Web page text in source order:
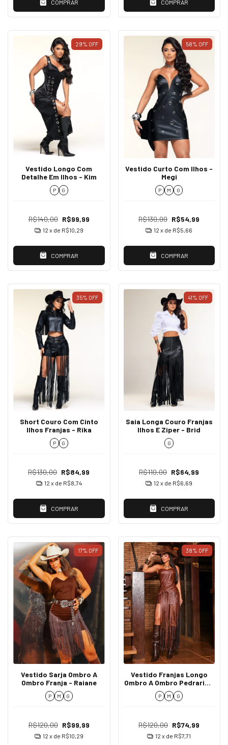
COMPRAR COMPRAR
29% OFF
Vestido Longo Com
Detalhe Em Ilhos - Kim
P G
R$140,00 R$99,99
12 x de R$10,29
COMPRAR
58% OFF
Vestido Curto Com Ilhos -
Megi
P M G
R$130,00 R$54,99
12 x de R$5,66
COMPRAR
35% OFF
Short Couro Com Cinto
Ilhos Franjas - Rika
P G
R$130,00 R$84,99
12 x de R$8,74
COMPRAR
41% OFF
Saia Longa Couro Franjas
Ilhos E Ziper - Brid
G
R$110,00 R$64,99
12 x de R$6,69
COMPRAR
17% OFF
Vestido Sarja Ombro A
Ombro Franja - Raiane
P M G
R$120,00 R$99,99
12 x de R$10,29
38% OFF
Vestido Franjas Longo
Ombro A Ombro Pedraria -
Lila
P M G
R$120,00 R$74,99
12 x de R$7,71